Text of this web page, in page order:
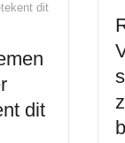
dit
dit